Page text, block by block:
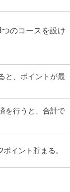
のコースを設け
と、ポイントが最
を行うと、合計で
イント貯まる。